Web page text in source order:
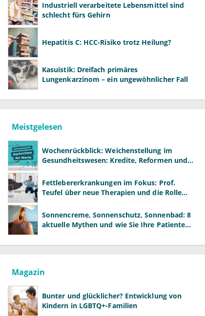
Industriell verarbeitete Lebensmittel sind
schlecht fürs Gehirn
Hepatitis C: HCC-Risiko trotz Heilung?
Kasuistik: Dreifach primäres
Lungenkarzinom – ein ungewöhnlicher Fall
Meistgelesen
Wochenrückblick: Weichenstellung im
Gesundheitswesen: Kredite, Reformen und
Fettlebererkrankungen im Fokus: Prof.
Teufel über neue Therapien und die Rolle
Sonnencreme, Sonnenschutz, Sonnenbad: 8
aktuelle Mythen und wie Sie Ihre Patienten
Magazin
Bunter und glücklicher? Entwicklung von
Kindern in LGBTQ+-Familien